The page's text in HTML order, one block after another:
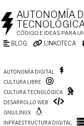
AUTONOMÍA
CÓDIGO E IDEAS PARA
BLOG LINKOTECA
AUTONOMÍA DIGITAL
CULTURA LIBRE
CULTURA TECNOLÓGICA
DESARROLLO WEB
GNU/LINUX
INFRAESTRUCTURA DIGITAL